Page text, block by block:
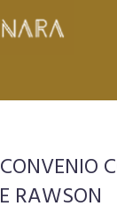
RAWSON